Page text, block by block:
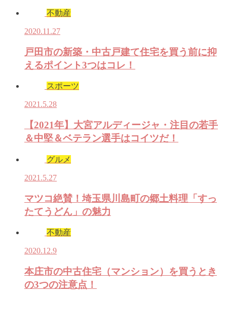
不動産
2020.11.27
戸田市の新築・中古戸建て住宅を買う前に抑
えるポイント3つはコレ！
スポーツ
2021.5.28
【2021年】大宮アルディージャ・注目の若手
＆中堅＆ベテラン選手はコイツだ！
グルメ
2021.5.27
マツコ絶賛！埼玉県川島町の郷土料理「すっ
たてうどん」の魅力
不動産
2020.12.9
本庄市の中古住宅（マンション）を買うとき
の3つの注意点！